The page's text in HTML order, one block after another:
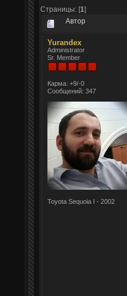
Страницы: [1]
Автор
Yurandex
Administrator
Sr. Member
Карма: +9/-0
Сообщений: 347
Toyota Sequoia I - 2002